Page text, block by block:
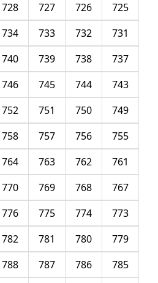
725
726
727
728
731
732
733
734
737
738
739
740
743
744
745
746
749
750
751
752
755
756
757
758
761
762
763
764
767
768
769
770
773
774
775
776
779
780
781
782
785
786
787
788